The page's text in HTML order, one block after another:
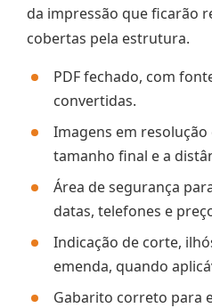
da impressão que ficarão
cobertas pela estrutura.
PDF fechado, com
convertidas.
Imagens em
tamanho final e a
Área de segurança
datas, telefones e
Indicação de corte,
emenda, quando
Gabarito correto para